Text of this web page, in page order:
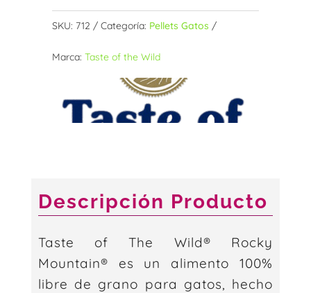
Wild
gato
2
SKU: 712 Categoría: Pellets Gatos
Marca: Taste of the Wild
Descripción Producto
Taste of The Wild® Rocky
Mountain® es un alimento 100%
libre de grano para gatos, hecho